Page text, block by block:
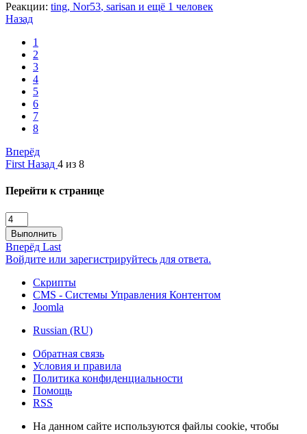
Реакции: ting, Nor53, sarisan и ещё 1 человек
Назад
1
2
3
4
5
6
7
8
Вперёд
First Назад 4 из 8
Перейти к странице
Выполнить
Вперёд Last
Войдите или зарегистрируйтесь для ответа.
Скрипты
CMS - Системы Управления Контентом
Joomla
Russian (RU)
Обратная связь
Условия и правила
Политика конфиденциальности
Помощь
RSS
На данном сайте используются файлы cookie, чтобы